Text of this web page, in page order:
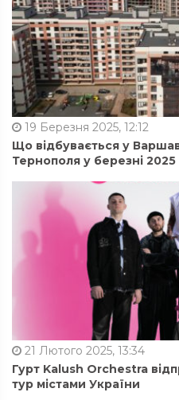
19 Березня 2025, 12:12
Що відбувається у
Тернополя у березні 2025
21 Лютого 2025, 13:34
Гурт Kalush Orchestra
тур містами України